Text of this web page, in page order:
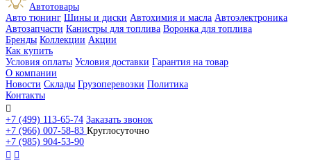
Автотовары
Авто тюнинг Шины и диски Автохимия и масла Автоэлектроника
Автозапчасти Канистры для топлива Воронка для топлива
Бренды Коллекции Акции
Как купить
Условия оплаты Условия доставки Гарантия на товар
О компании
Новости Склады Грузоперевозки Политика
Контакты

+7 (499) 113-65-74 Заказать звонок
+7 (966) 007-58-83 Круглосуточно
+7 (985) 904-53-90
 